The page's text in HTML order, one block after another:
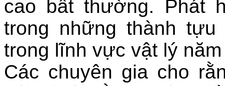
cao bất thường. Phát
trong những thành
trong lĩnh vực vật lý
Các chuyên gia cho